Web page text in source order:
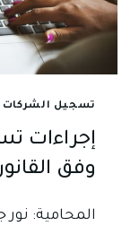
تسجيل الشركات
إجراءات
وفق
المحامية: